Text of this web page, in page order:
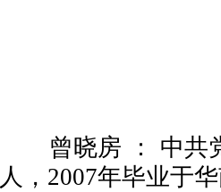
曾晓房 ： 中共
人， 2007年毕业于